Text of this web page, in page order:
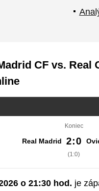
CF vs. Real
Koniec
Real Madrid 2:0
(1:0)
o 21:30 hod. je